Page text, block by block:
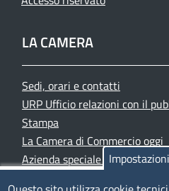
LA CAMERA
Sedi, orari e contatti
URP Ufficio relazioni con il
Stampa
La Camera di Commercio oggi
Azienda speciale PromoFirenze